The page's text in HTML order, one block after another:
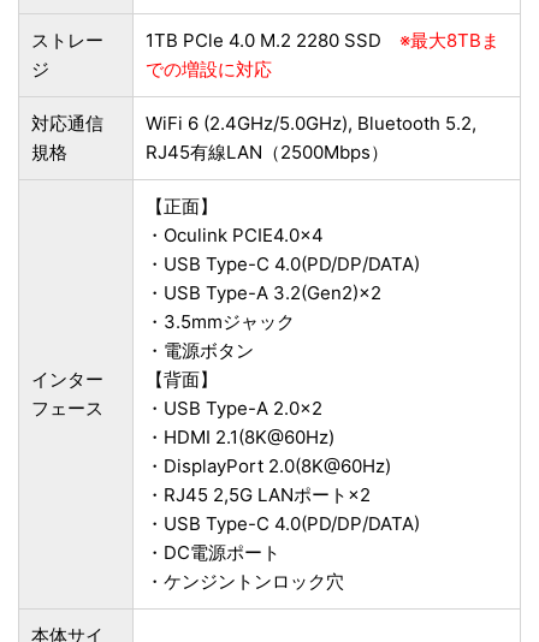
ストレー
ジ
1TB PCle 4.0 M.2 2280 SSD ※最大8TBま
での増設に対応
対応通信
規格
WiFi 6 (2.4GHz/5.0GHz), Bluetooth 5.2,
RJ45有線LAN（2500Mbps）
インター
フェース
【正面】
・Oculink PCIE4.0x4
・USB Type-C 4.0(PD/DP/DATA)
・USB Type-A 3.2(Gen2)×2
・3.5mmジャック
・電源ボタン
【背面】
・USB Type-A 2.0×2
・HDMI 2.1(8K@60Hz)
・DisplayPort 2.0(8K@60Hz)
・RJ45 2,5G LANポート×2
・USB Type-C 4.0(PD/DP/DATA)
・DC電源ポート
・ケンジントンロック穴
本体サイ